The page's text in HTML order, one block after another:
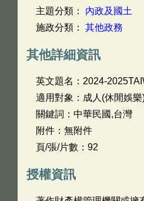
主題分類： 內政及國土
施政分類： 其他政務
其他詳細資訊
英文題名： 2024-
適用對象：成人(休閒娛樂
關鍵詞：中華民國,台灣
附件：無附件
頁/張/片數：92
授權資訊